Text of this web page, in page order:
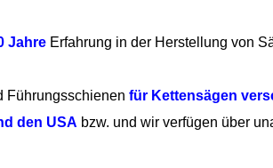
Jahre Erfahrung in der Herstellung von
Führungsschienen für Kettensägen
den USA bzw. und wir verfügen über